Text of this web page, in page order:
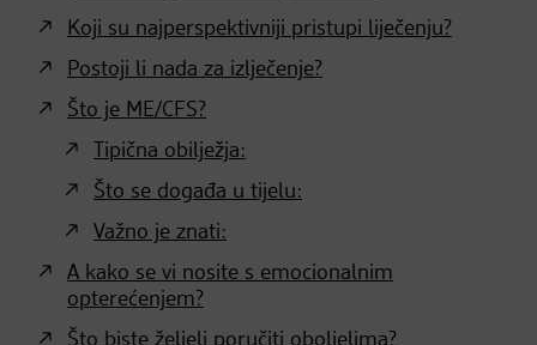
Koji su najperspektivniji pristupi liječenju?
Postoji li nada za izlječenje?
Što je ME/CFS?
Tipična obilježja:
Što se događa u tijelu:
Važno je znati:
A kako se vi nosite s emocionalnim
opterećenjem?
Što biste željeli poručiti oboljelima?